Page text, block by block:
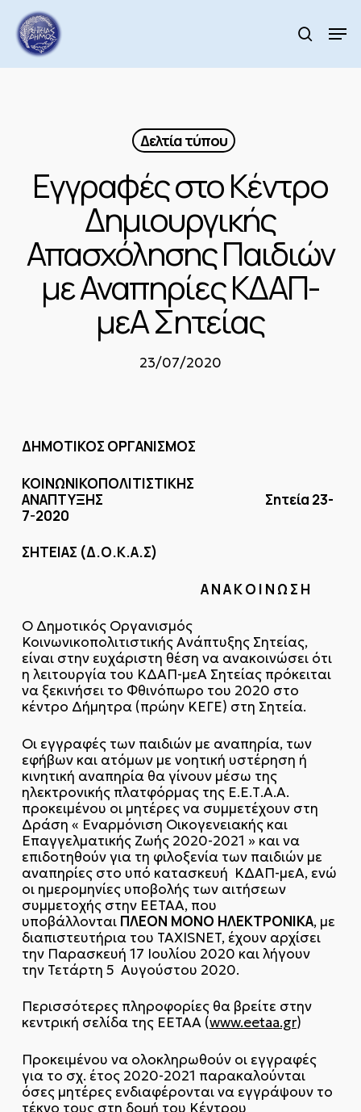
main
content
search
Δελτία τύπου
Εγγραφές στο Κέντρο
Δημιουργικής
Απασχόλησης Παιδιών
με Αναπηρίες ΚΔΑΠ-
μεΑ Σητείας
23/07/2020
ΔΗΜΟΤΙΚΟΣ ΟΡΓΑΝΙΣΜΟΣ
ΚΟΙΝΩΝΙΚΟΠΟΛΙΤΙΣΤΙΚΗΣ
ΑΝΑΠΤΥΞΗΣ Σητεία 23-
7-2020
ΣΗΤΕΙΑΣ (Δ.Ο.Κ.Α.Σ)
Α Ν Α Κ Ο Ι Ν Ω Σ Η
Ο Δημοτικός Οργανισμός
Κοινωνικοπολιτιστικής Ανάπτυξης Σητείας,
είναι στην ευχάριστη θέση να ανακοινώσει ότι
η λειτουργία του ΚΔΑΠ-μεΑ Σητείας πρόκειται
να ξεκινήσει το Φθινόπωρο του 2020 στο
κέντρο Δήμητρα (πρώην ΚΕΓΕ) στη Σητεία.
Οι εγγραφές των παιδιών με αναπηρία, των
εφήβων και ατόμων με νοητική υστέρηση ή
κινητική αναπηρία θα γίνουν μέσω της
ηλεκτρονικής πλατφόρμας της Ε.Ε.Τ.Α.Α.
προκειμένου οι μητέρες να συμμετέχουν στη
Δράση « Εναρμόνιση Οικογενειακής και
Επαγγελματικής Ζωής 2020-2021 » και να
επιδοτηθούν για τη φιλοξενία των παιδιών με
αναπηρίες στο υπό κατασκευή ΚΔΑΠ-μεΑ, ενώ
oι ημερομηνίες υποβολής των αιτήσεων
συμμετοχής στην ΕΕΤΑΑ, που
υποβάλλονται ΠΛΕΟΝ ΜΟΝΟ ΗΛΕΚΤΡΟΝΙΚΑ, με
διαπιστευτήρια του TAXISNET, έχουν αρχίσει
την Παρασκευή 17 Ιουλίου 2020 και λήγουν
την Τετάρτη 5 Αυγούστου 2020.
Περισσότερες πληροφορίες θα βρείτε στην
κεντρική σελίδα της ΕΕΤΑΑ (www.eetaa.gr)
Προκειμένου να ολοκληρωθούν οι εγγραφές
για το σχ. έτος 2020-2021 παρακαλούνται
όσες μητέρες ενδιαφέρονται να εγγράψουν το
τέκνο τους στη δομή του Κέντρου
Menu